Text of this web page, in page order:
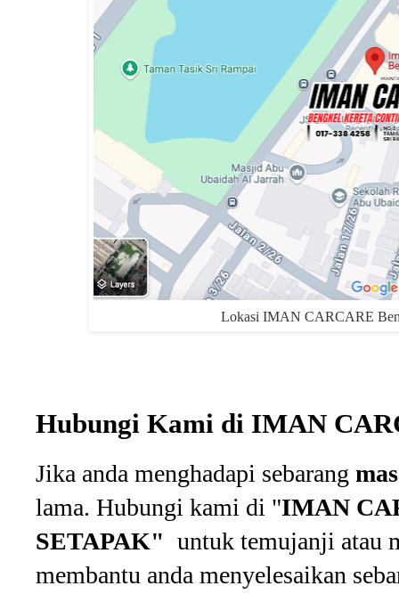
Lokasi IMAN CARCARE
Hubungi Kami di IMAN
Jika anda menghadapi sebarang
lama. Hubungi kami di "IMAN
SETAPAK" untuk temujanji atau
membantu anda menyelesaikan